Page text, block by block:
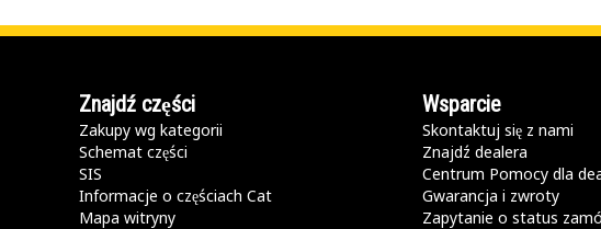
Znajdź części
Zakupy wg kategorii
Schemat części
SIS
Informacje o częściach Cat
Mapa witryny
Wsparcie
Skontaktuj się z nami
Znajdź dealera
Centrum Pomocy dla
Gwarancja i zwroty
Zapytanie o status